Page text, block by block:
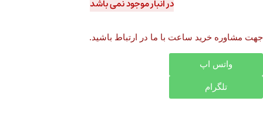
در انبار موجود نمی باشد
جهت مشاوره خرید ساعت با ما در ارتباط باشید.
واتس اپ
تلگرام